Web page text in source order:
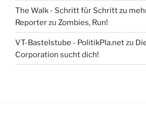
The Walk - Schritt für Schritt zu
Reporterzu Zombies, Run!
VT-Bastelstube - PolitikPla.netzu
Corporation sucht dich!